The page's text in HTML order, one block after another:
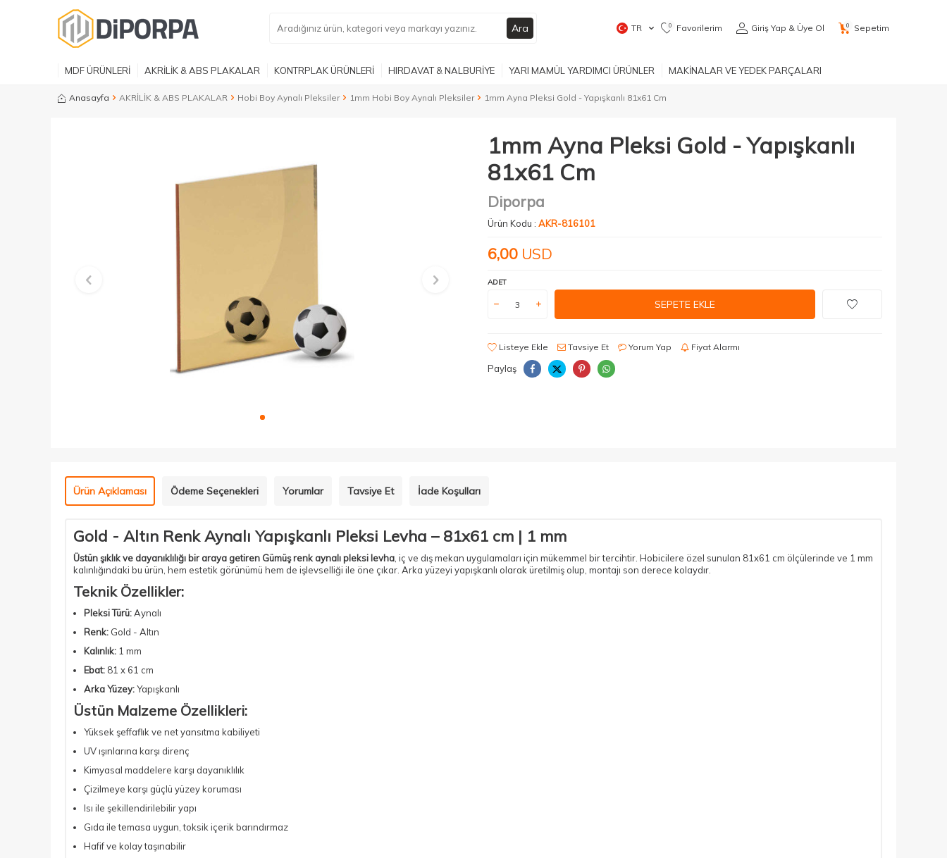
Ara TR 0 Favorilerim Giriş Yap & Üye Ol 0 Sepetim
MDF ÜRÜNLERİ AKRİLİK & ABS PLAKALAR KONTRPLAK ÜRÜNLERİ HIRDAVAT & NALBURİYE YARI MAMÜL YARDIMCI ÜRÜNLER MAKİNALAR VE YEDEK PARÇALARI
Anasayfa AKRİLİK & ABS PLAKALAR Hobi Boy Aynalı Pleksiler 1mm Hobi Boy Aynalı Pleksiler 1mm Ayna Pleksi Gold - Yapışkanlı 81x61 Cm
1mm Ayna Pleksi Gold - Yapışkanlı
81x61 Cm
Diporpa
Ürün Kodu : AKR-816101
6,00 USD
ADET
SEPETE EKLE
Listeye Ekle Tavsiye Et Yorum Yap Fiyat Alarmı
Paylaş
Ürün Açıklaması Ödeme Seçenekleri Yorumlar Tavsiye Et İade Koşulları
Gold - Altın Renk Aynalı Yapışkanlı Pleksi Levha – 81x61 cm | 1 mm
Üstün şıklık ve dayanıklılığı bir araya getiren Gümüş renk aynalı pleksi levha , iç ve dış mekan uygulamaları için mükemmel bir tercihtir. Hobicilere özel sunulan 81x61 cm ölçülerinde ve 1 mm
kalınlığındaki bu ürün, hem estetik görünümü hem de işlevselliği ile öne çıkar. Arka yüzeyi yapışkanlı olarak üretilmiş olup, montajı son derece kolaydır.
Teknik Özellikler:
Pleksi Türü:Aynalı
Renk: Gold - Altın
Kalınlık: 1 mm
Ebat: 81 x 61 cm
Arka Yüzey:Yapışkanlı
Üstün Malzeme Özellikleri:
Yüksek şeffaflık ve net yansıtma kabiliyeti
UV ışınlarına karşı direnç
Kimyasal maddelere karşı dayanıklılık
Çizilmeye karşı güçlü yüzey koruması
Isı ile şekillendirilebilir yapı
Gıda ile temasa uygun, toksik içerik barındırmaz
Hafif ve kolay taşınabilir